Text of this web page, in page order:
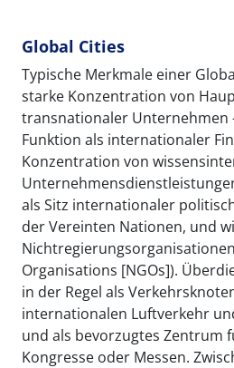
Global Cities
Typische Merkmale einer
starke Konzentration von
transnationaler Unternehmen
Funktion als internationaler
Konzentration von
als Sitz internationaler
der Vereinten Nationen, und
Organisations [NGOs]).
in der Regel als
internationalen Luftverkehr
und als bevorzugtes Zentrum
Kongresse oder Messen.